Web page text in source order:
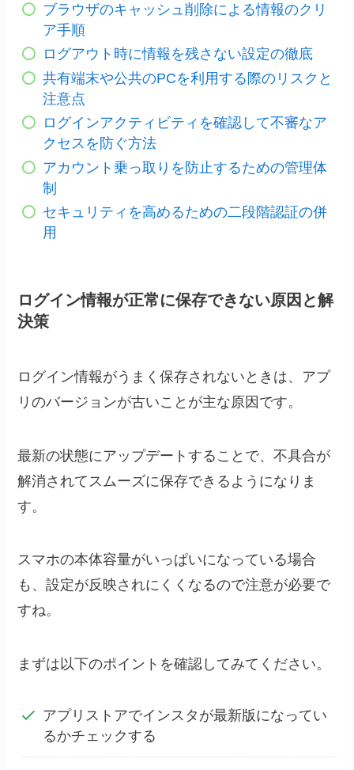
ブラウザのキャッシュ削除による情報のクリ
ア手順
ログアウト時に情報を残さない設定の徹底
共有端末や公共のPCを利用する際のリスクと
注意点
ログインアクティビティを確認して不審なア
クセスを防ぐ方法
アカウント乗っ取りを防止するための管理体
制
セキュリティを高めるための二段階認証の併
用
ログイン情報が正常に保存できない原因と解
決策
ログイン情報がうまく保存されないときは、アプ
リのバージョンが古いことが主な原因です。
最新の状態にアップデートすることで、不具合が
解消されてスムーズに保存できるようになりま
す。
スマホの本体容量がいっぱいになっている場合
も、設定が反映されにくくなるので注意が必要で
すね。
まずは以下のポイントを確認してみてください。
アプリストアでインスタが最新版になってい
るかチェックする